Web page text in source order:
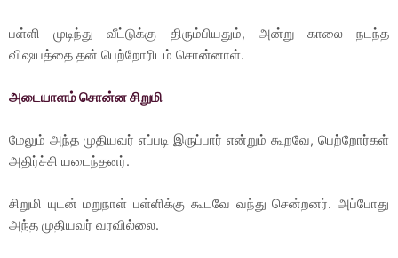
பள்ளி முடிந்து வீட்டுக்கு திரும்பியதும், அன்று காலை நடந்த
விஷயத்தை தன் பெற்றோரிடம் சொன்னாள்.
அடையாளம் சொன்ன சிறுமி
மேலும் அந்த முதியவர் எப்படி இருப்பார் என்றும் கூறவே, பெற்றோர்கள்
அதிர்ச்சி யடைந்தனர்.
சிறுமி யுடன் மறுநாள் பள்ளிக்கு கூடவே வந்து சென்றனர். அப்போது
அந்த முதியவர் வரவில்லை.